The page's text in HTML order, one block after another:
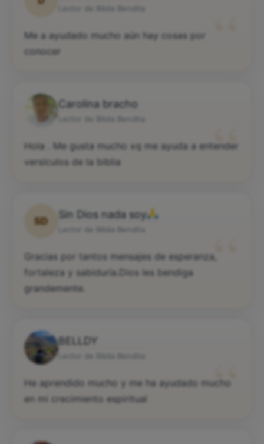
Me a ayudado mucho aún hay cosas por
conocer
Carolina bracho
“
Hola . Me gusta mucho xq me ayuda a entender
versículos de la biblia
SD
Sin Dios nada soy
“
Gracias por tantos mensajes de esperanza,
fortaleza y sabiduría.Dios les bendiga
grandemente.
BELLDY
“
He aprendido mucho y me ha ayudado mucho
en mi crecimiento espiritual